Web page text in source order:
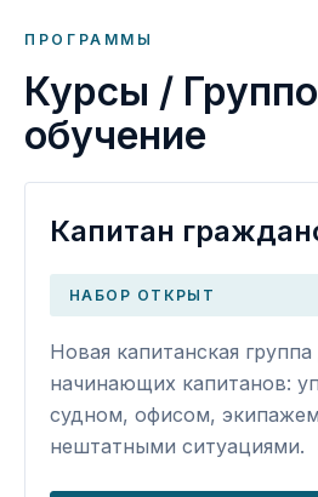
ПРОГРАММЫ
Курсы /
обучение
Капитан
НАБОР ОТКРЫТ
Новая капитанская
начинающих капитанов:
судном, офисом,
нештатными ситуациями.